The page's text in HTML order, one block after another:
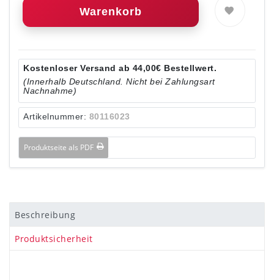
Warenkorb
Kostenloser Versand ab 44,00€ Bestellwert.
(Innerhalb Deutschland. Nicht bei Zahlungsart
Nachnahme)
Artikelnummer: 80116023
Produktseite als PDF
Beschreibung
Produktsicherheit